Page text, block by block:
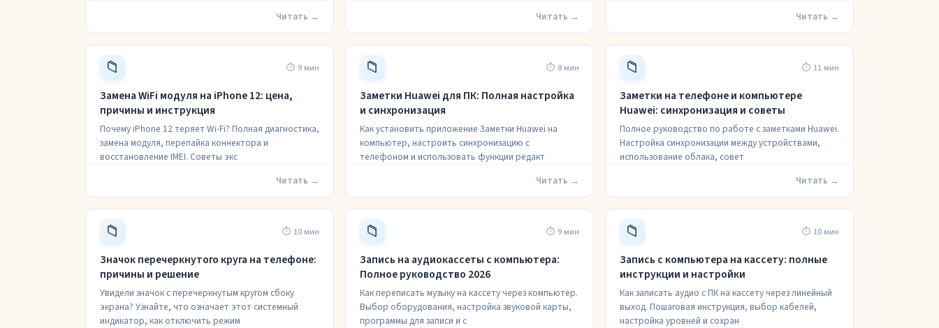
Читать → Читать → Читать →
📁 ⏱ 9 мин
Замена WiFi модуля на iPhone 12: цена,
причины и инструкция
Почему iPhone 12 теряет Wi-Fi? Полная диагностика,
замена модуля, перепайка коннектора и
восстановление IMEI. Советы экс
Читать →
📁 ⏱ 8 мин
Заметки Huawei для ПК: Полная настройка
и синхронизация
Как установить приложение Заметки Huawei на
компьютер, настроить синхронизацию с
телефоном и использовать функции редакт
Читать →
📁 ⏱ 11 мин
Заметки на телефоне и компьютере
Huawei: синхронизация и советы
Полное руководство по работе с заметками Huawei.
Настройка синхронизации между устройствами,
использование облака, совет
Читать →
📁 ⏱ 10 мин
Значок перечеркнутого круга на телефоне:
причины и решение
Увидели значок с перечеркнутым кругом сбоку
экрана? Узнайте, что означает этот системный
индикатор, как отключить режим
📁 ⏱ 9 мин
Запись на аудиокассеты с компьютера:
Полное руководство 2026
Как переписать музыку на кассету через компьютер.
Выбор оборудования, настройка звуковой карты,
программы для записи и с
📁 ⏱ 10 мин
Запись с компьютера на кассету: полные
инструкции и настройки
Как записать аудио с ПК на кассету через линейный
выход. Пошаговая инструкция, выбор кабелей,
настройка уровней и сохран